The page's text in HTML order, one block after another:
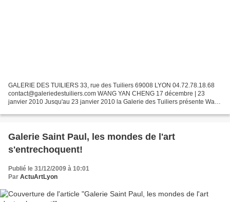
GALERIE DES TUILIERS 33, rue des Tuiliers 69008 LYON 04.72.78.18.68
contact@galeriedestuiliers.com WANG YAN CHENG 17 décembre | 23
janvier 2010 Jusqu'au 23 janvier 2010 la Galerie des Tuiliers présente Wang
Galerie Saint Paul, les mondes de l'art
s'entrechoquent!
Publié le 31/12/2009 à 10:01
Par ActuArtLyon